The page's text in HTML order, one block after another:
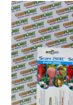
Produse BIO
Igienă publică
Casa și grădina
Sere și solarii